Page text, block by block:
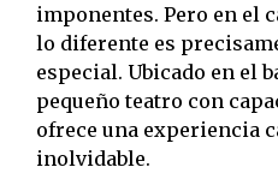
imponentes. Pero en el
lo diferente es
especial. Ubicado en el
pequeño teatro con
ofrece una experiencia
inolvidable.